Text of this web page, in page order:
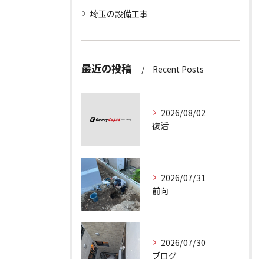
埼玉の設備工事
最近の投稿 Recent Posts
2026/08/02
復活
2026/07/31
前向
2026/07/30
ブログ